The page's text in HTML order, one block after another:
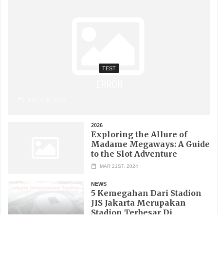
TEST
2026
Exploring the Allure of
Madame Megaways: A Guide
to the Slot Adventure
MAR 21ST, 2024
NEWS
5 Kemegahan Dari Stadion
JIS Jakarta Merupakan
Stadion Terbesar Di